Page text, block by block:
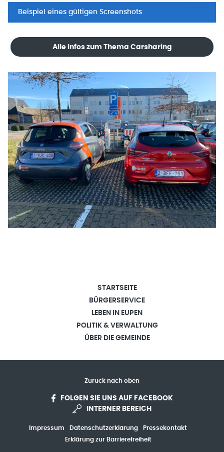
Beispiel eines gültigen Screenshots
Alle Infos zum Thema Carsharing
STARTSEITE
BÜRGERSERVICE
LEBEN IN EUPEN
POLITIK & VERWALTUNG
ÜBER DIE GEMEINDE
Zurück nach oben
FOLGEN SIE UNS AUF FACEBOOK
INTERNER BEREICH
Impressum Datenschutzerklärung
Pressekontakt
Erklärung zur Barrierefreiheit